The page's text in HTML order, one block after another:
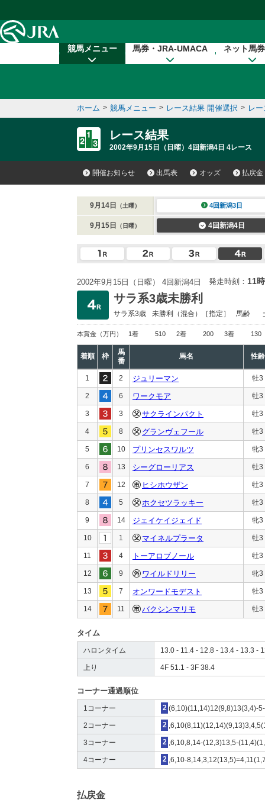
競馬メニュー 馬券・JRA-UMACA ネット馬
ホーム > 競馬メニュー > レース結果 開催選択 > レ
レース結果
2002年9月15日（日曜）4回新潟4日 4レース
開催お知らせ 出馬表 オッズ 払戻金
9月14日 （土曜） 4回新潟3日
9月15日 （日曜） 4回新潟4日
2002年9月15日（日曜） 4回新潟4日 発走時刻： 11
サラ系3歳未勝利
サラ系3歳 未勝利 （混合）［指定］ 馬齢
本賞金 （万円） 1着 510 2着 200 3着 130
着順 枠
馬
番
馬名 性齢
1 2 ジュリーマン 牡3
2 6 ワークモア 牡3
3 3 サクラインパクト 牡3
4 8 グランヴェフール 牡3
5 10 プリンセスワルツ 牝3
6 13 シーグローリアス 牡3
7 12 ヒシホウザン 牡3
8 5 ホクセツラッキー 牡3
9 14 ジェイケイジェイド 牝3
10 1 マイネルプラータ 牡3
11 4 トーアロブノール 牡3
12 9 ワイルドリリー 牝3
13 7 オンワードモデスト 牡3
14 11 バクシンマリモ 牡3
タイム
ハロンタイム 13.0 - 11.4 - 12.8 - 13.4 - 13.3 -
上り 4F 51.1 - 3F 38.4
コーナー通過順位
1コーナー 2 (6,10)(11,14)12(9,8)13(3,4)-
2コーナー 2
3コーナー 2 ,6,10,8,14-(12,3)13,5-
4コーナー 2 ,6,10-
払戻金